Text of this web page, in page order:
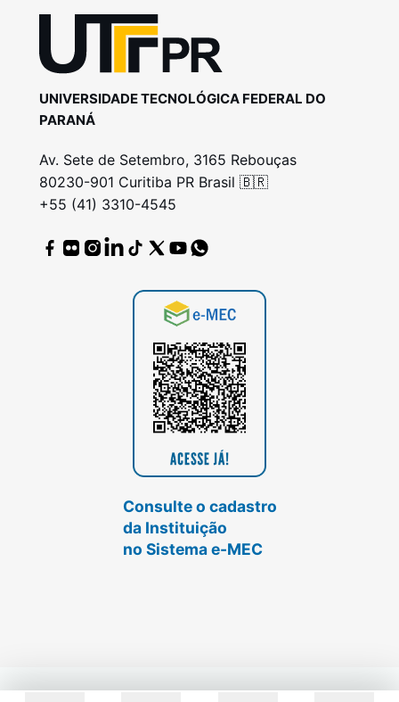
UNIVERSIDADE TECNOLÓGICA FEDERAL DO
PARANÁ
Av. Sete de Setembro, 3165 Rebouças
80230-901 Curitiba PR Brasil 🇧🇷
+55 (41) 3310-4545
Consulte o cadastro
da Instituição
no Sistema e-MEC